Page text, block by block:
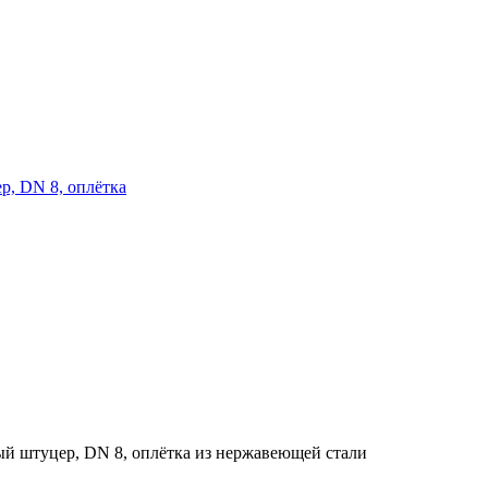
DN 8, оплётка
штуцер, DN 8, оплётка из нержавеющей стали